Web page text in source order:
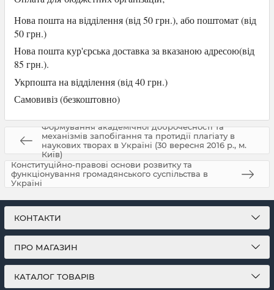
Нова пошта на відділення (від 50 грн.), абопоштомат (від
50 грн.)
Нова пошта кур'єрська доставка за вказаною адресою(від
85 грн.).
Укрпошта на відділення (від 40 грн.)
Самовивіз (безкоштовно)
Формування академічної доброчесності та
механізмів запобігання та протидії плагіату в
наукових творах в Україні (30 вересня 2016 р., м.
Київ)
Конституційно-правові основи розвитку та
функціонування громадянського суспільства в
Україні
КОНТАКТИ
ПРО МАГАЗИН
КАТАЛОГ ТОВАРІВ